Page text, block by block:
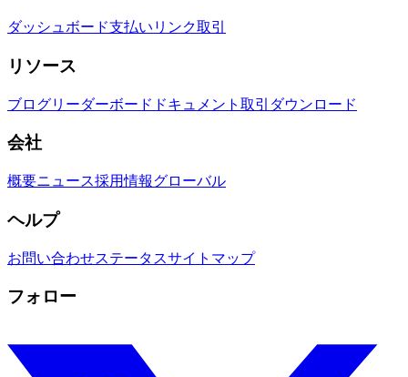
ダッシュボード支払いリンク取引
リソース
ブログリーダーボード ドキュメント 取引 ダウンロード
会社
概要ニュース採用情報グローバル
ヘルプ
お問い合わせステータスサイトマップ
フォロー